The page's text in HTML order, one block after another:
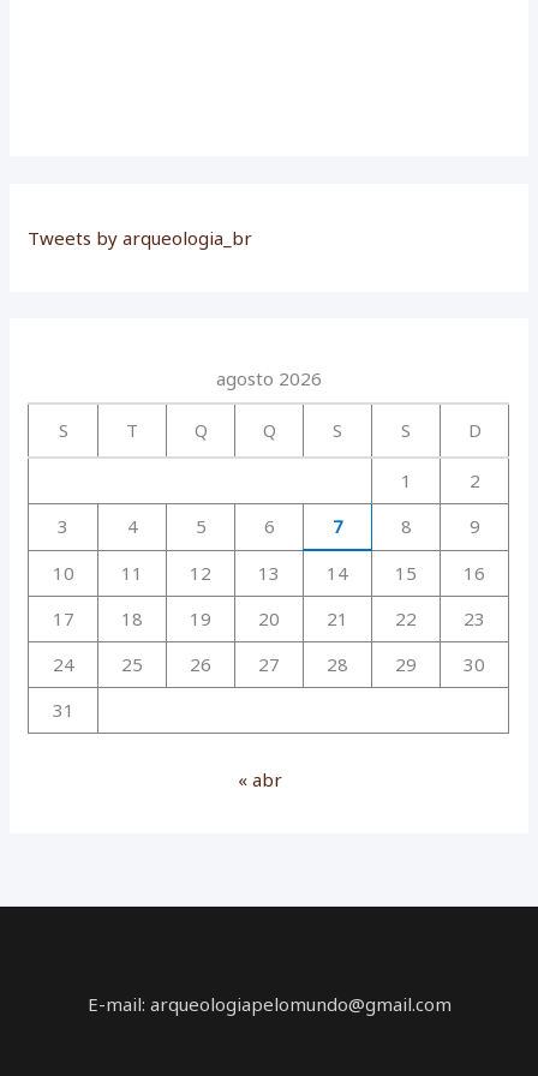
Tweets by arqueologia_br
agosto 2026
S T Q Q S S D
1
2
3
4 5 6 7 8
9
10
11 12 13 14 15
16
17
18 19 20 21 22
23
24
25 26 27 28 29
30
31
« abr
E-mail: arqueologiapelomundo@gmail.com